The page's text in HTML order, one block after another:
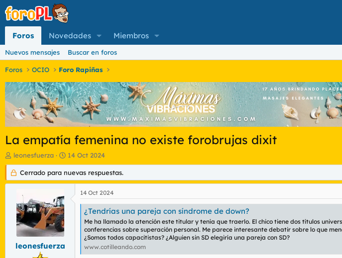
Foros Novedades Miembros
Nuevos mensajes Buscar en foros
Foros OCIO Foro Rapiñas
La empatía femenina no existe forobrujas dixit
I
n
i
c
d
o
d
e
leonesfuerza
F
e
c
h
d
14 Oct 2024
Cerrado para nuevas respuestas.
leonesfuerza
14 Oct 2024
¿Tendrías una pareja con síndrome de down?
Me ha llamado la atención este titular y tenía que traerlo. El chico tiene dos títulos
conferencias sobre superación personal. Me parece interesante debatir sobre lo que
¿Somos todos capacitistas? ¿Alguien sin SD elegiría una pareja con SD?
www.cotilleando.com